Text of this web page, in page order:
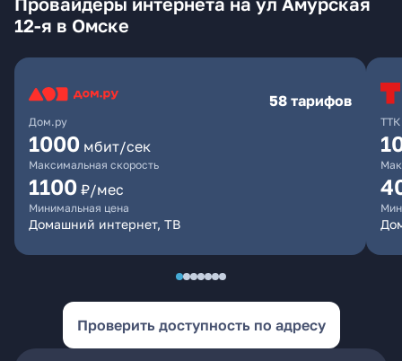
12-я в Омске
Дом.ру
58 тарифов
1000 мбит/сек
Максимальная скорость
1100 ₽/мес
Минимальная цена
Домашний интернет, ТВ
ТТК
Проверить доступность по адресу